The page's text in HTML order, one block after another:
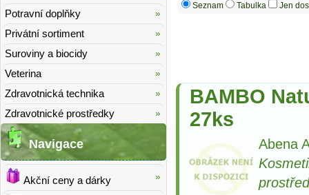
Seznam Tabulka Jen
BAMBO
27ks
Abena
Potravní doplňky
Privátní sortiment
Suroviny a biocidy
Veterina
Zdravotnická technika
Zdravotnické prostředky
Navigace
Akční ceny a dárky